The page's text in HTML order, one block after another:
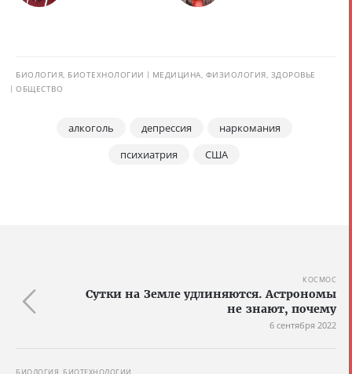
БИОЛОГИЯ, БИОТЕХНОЛОГИИ
МЕДИЦИНА, ФИЗИОЛОГИЯ, ЗДОРОВЬЕ
ОБЩЕСТВО
алкоголь депрессия
наркомания
психиатрия
США
КОСМОС
Сутки на Земле удлиняются. Астрономы
не знают, почему
6 сентября 2022
БИОЛОГИЯ, БИОТЕХНОЛОГИИ